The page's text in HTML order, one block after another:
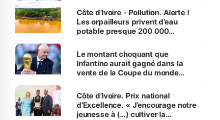
Côte d’Ivoire - Pollution. Alerte !
Les orpailleurs privent d’eau
potable presque 200 000
Le montant choquant que
Infantino aurait gagné dans la
vente de la Coupe du monde
Côte d’Ivoire. Prix national
d’Excellence. « J’encourage notre
jeunesse à (…) cultiver la